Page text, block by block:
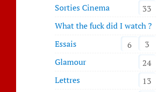
Sorties Cinema
33
What the fuck did I watch ?
3
Essais
6
Glamour
24
Lettres
13